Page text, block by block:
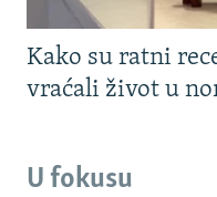
Kako su ratni
vraćali život u
U fokusu